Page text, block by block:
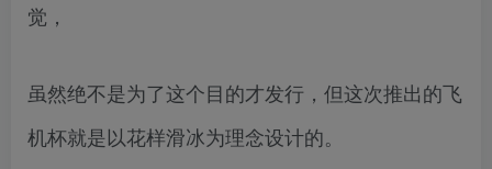
觉，
虽然绝不是为了这个目的才发行，但这次推出的飞
机杯就是以花样滑冰为理念设计的。